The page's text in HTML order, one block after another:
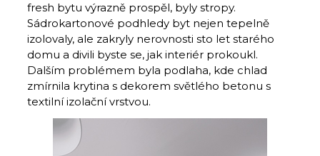
fresh bytu výrazně prospěl, byly stro­py.
Sádrokartonové podhledy byt ne­jen tepelně
izolovaly, ale zakryly nerov­nosti sto let starého
domu a divili byste se, jak interiér prokoukl.
Dalším problémem byla podlaha, kde chlad
zmírnila krytina s dekorem světlého betonu s
textilní izolační vrstvou.